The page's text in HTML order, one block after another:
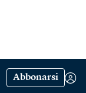
Abbonarsi